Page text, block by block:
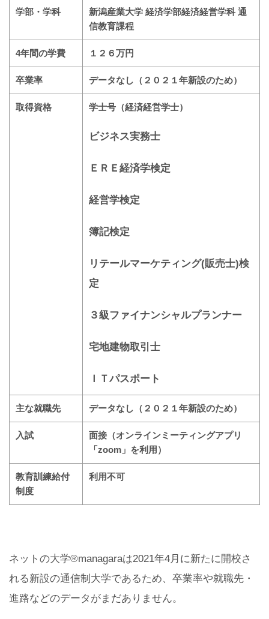
学部・学科
新潟産業大学 経済学部経済経営学科 通
信教育課程
4年間の学費 １２６万円
卒業率 データなし（２０２１年新設のため）
取得資格 学士号（経済経営学士）
ビジネス実務士
ＥＲＥ経済学検定
経営学検定
簿記検定
リテールマーケティング(販売士)検
定
３級ファイナンシャルプランナー
宅地建物取引士
ＩＴパスポート
主な就職先 データなし（２０２１年新設のため）
入試
面接（オンラインミーティングアプリ
「zoom 」を利用）
教育訓練給付
制度
利用不可
ネットの大学®managaraは2021年4月に新たに開校さ
れる新設の通信制大学であるため、卒業率や就職先・
進路などのデータがまだありません。